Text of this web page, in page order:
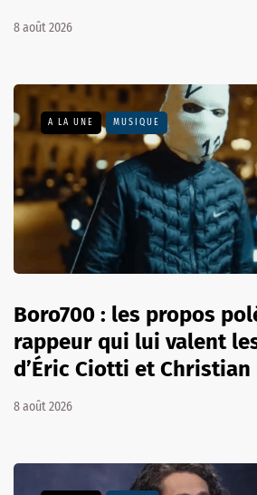
8 août 2026
A LA UNE MUSIQUE
Boro700 : les propos
rappeur qui lui valent
d’Éric Ciotti et Christian
8 août 2026